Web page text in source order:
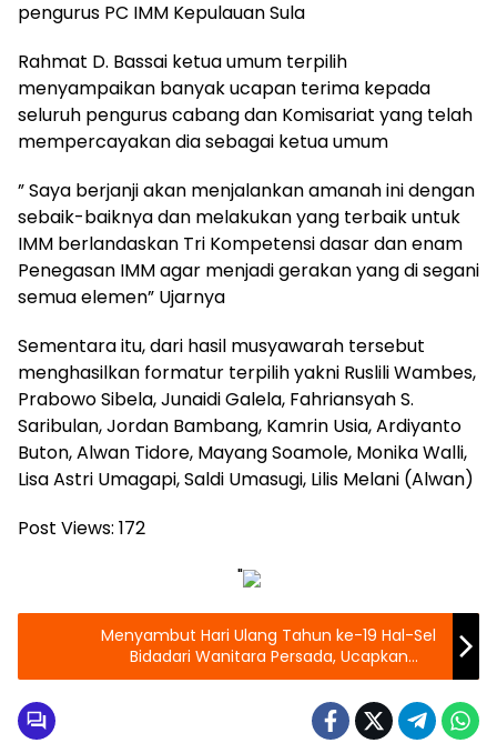
pengurus PC IMM Kepulauan Sula
Rahmat D. Bassai ketua umum terpilih
menyampaikan banyak ucapan terima kepada
seluruh pengurus cabang dan Komisariat yang telah
mempercayakan dia sebagai ketua umum
” Saya berjanji akan menjalankan amanah ini dengan
sebaik-baiknya dan melakukan yang terbaik untuk
IMM berlandaskan Tri Kompetensi dasar dan enam
Penegasan IMM agar menjadi gerakan yang di segani
semua elemen” Ujarnya
Sementara itu, dari hasil musyawarah tersebut
menghasilkan formatur terpilih yakni Ruslili Wambes,
Prabowo Sibela, Junaidi Galela, Fahriansyah S.
Saribulan, Jordan Bambang, Kamrin Usia, Ardiyanto
Buton, Alwan Tidore, Mayang Soamole, Monika Walli,
Lisa Astri Umagapi, Saldi Umasugi, Lilis Melani (Alwan)
Post Views: 172
"
Menyambut Hari Ulang Tahun ke-19 Hal-Sel
Bidadari Wanitara Persada, Ucapkan
Selamat